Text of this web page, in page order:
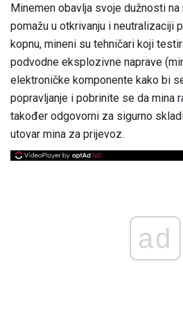
Minemen obavlja svoje dužnosti
pomažu u otkrivanju i neutralizaciji
kopnu, mineni su tehničari koji
podvodne eksplozivne naprave
elektroničke komponente kako bi
popravljanje i pobrinite se da mina
također odgovorni za sigurno
utovar mina za prijevoz.
ad